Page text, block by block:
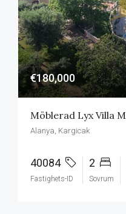
€180,000
Alanya, Kargicak
40084
Fastighets-ID
2
Sovrum